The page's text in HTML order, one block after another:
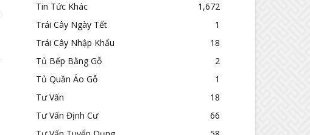
Tin Tức Khác
1,672
Trái Cây Ngày Tết
1
Trái Cây Nhập Khẩu
18
Tủ Bếp Bằng Gỗ
2
Tủ Quần Áo Gỗ
1
Tư Vấn
18
Tư Vấn Định Cư
66